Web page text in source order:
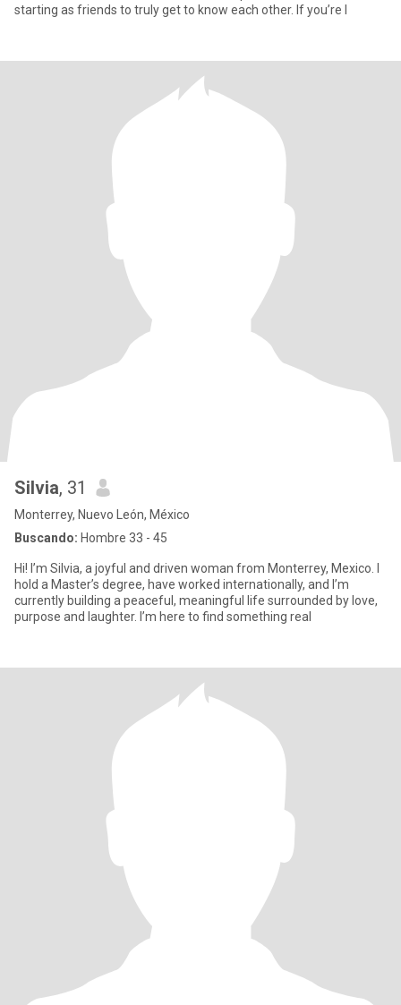
starting as friends to truly get to know each other. If you’re l
Silvia, 31
Monterrey, Nuevo León, México
Buscando: Hombre 33 - 45
Hi! I’m Silvia, a joyful and driven woman from Monterrey, Mexico. I
hold a Master’s degree, have worked internationally, and I’m
currently building a peaceful, meaningful life surrounded by love,
purpose and laughter. I’m here to find something real